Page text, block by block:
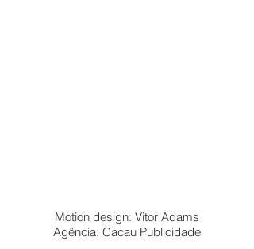
Motion design: Vitor Adams
Agência: Cacau Publicidade